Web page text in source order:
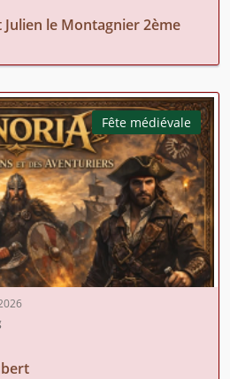
Julien le Montagnier 2ème
Fête médiévale